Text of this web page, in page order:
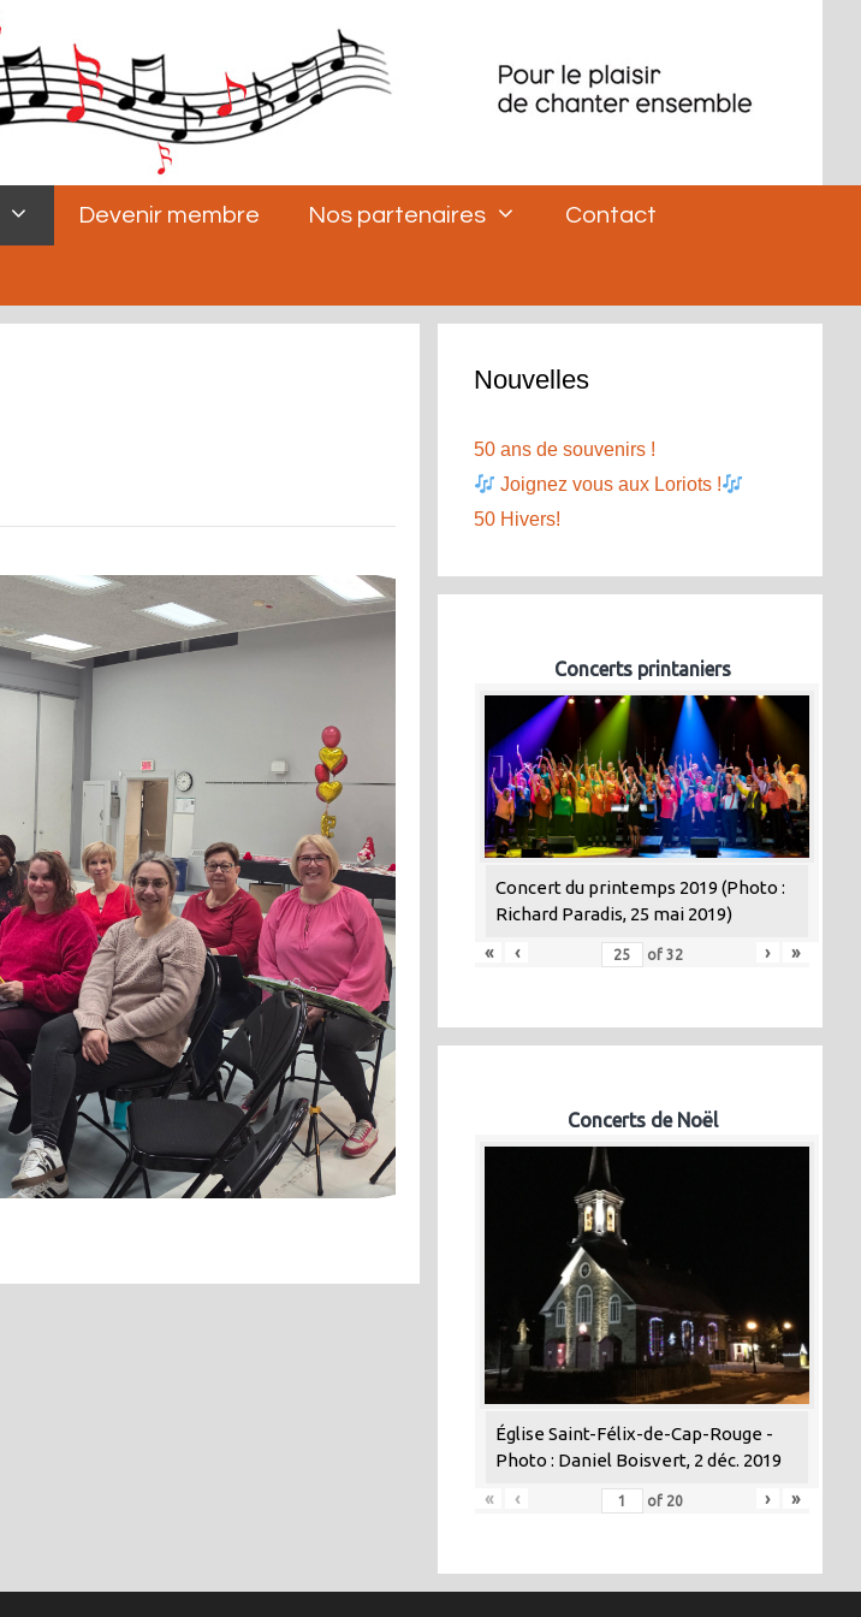
Devenir membre Nos partenaires Contact
Nouvelles
50 ans de souvenirs !
Joignez vous aux Loriots !
50 Hivers!
Concerts printaniers
Concert du printemps 2019 (Photo :
Richard Paradis, 25 mai 2019)
«
‹ of 32 › »
Concerts de Noël
Église Saint-Félix-de-Cap-Rouge -
Photo : Daniel Boisvert, 2 déc. 2019
«
‹ of 20 › »